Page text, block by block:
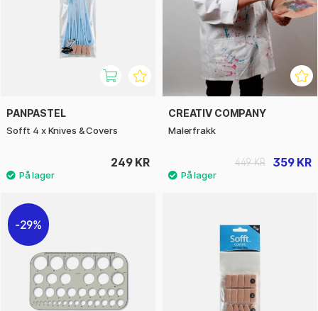
PANPASTEL
Sofft 4 x Knives & Covers
249 KR
CREATIV COMPANY
Malerfrakk
359 KR
449 KR
29%